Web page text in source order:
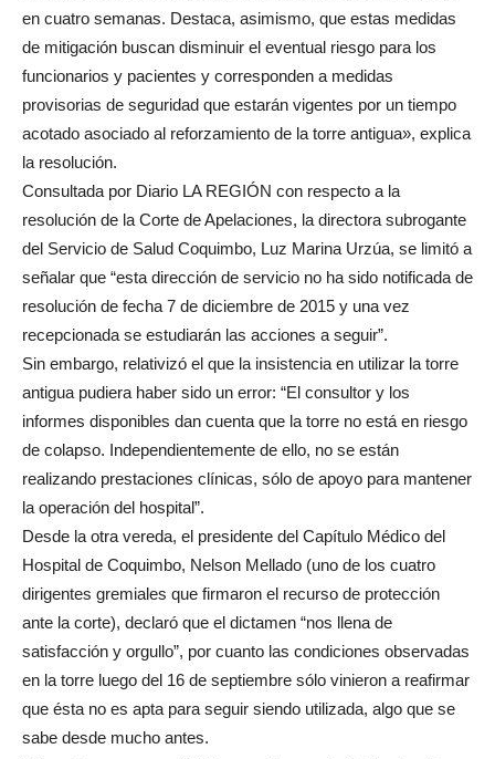
en cuatro semanas. Destaca, asimismo, que estas medidas
de mitigación buscan disminuir el eventual riesgo para los
funcionarios y pacientes y corresponden a medidas
provisorias de seguridad que estarán vigentes por un tiempo
acotado asociado al reforzamiento de la torre antigua», explica
la resolución.
Consultada por Diario LA REGIÓN con respecto a la
resolución de la Corte de Apelaciones, la directora subrogante
del Servicio de Salud Coquimbo, Luz Marina Urzúa, se limitó a
señalar que “esta dirección de servicio no ha sido notificada de
resolución de fecha 7 de diciembre de 2015 y una vez
recepcionada se estudiarán las acciones a seguir”.
Sin embargo, relativizó el que la insistencia en utilizar la torre
antigua pudiera haber sido un error: “El consultor y los
informes disponibles dan cuenta que la torre no está en riesgo
de colapso. Independientemente de ello, no se están
realizando prestaciones clínicas, sólo de apoyo para mantener
la operación del hospital”.
Desde la otra vereda, el presidente del Capítulo Médico del
Hospital de Coquimbo, Nelson Mellado (uno de los cuatro
dirigentes gremiales que firmaron el recurso de protección
ante la corte), declaró que el dictamen “nos llena de
satisfacción y orgullo”, por cuanto las condiciones observadas
en la torre luego del 16 de septiembre sólo vinieron a reafirmar
que ésta no es apta para seguir siendo utilizada, algo que se
sabe desde mucho antes.